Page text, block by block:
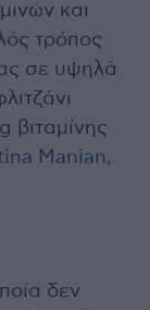
και
τρόπος
σε υψηλά
βιταμίνης
Manian,
δεν